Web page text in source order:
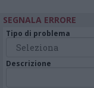
SEGNALA ERRORE
Tipo di problema
Descrizione